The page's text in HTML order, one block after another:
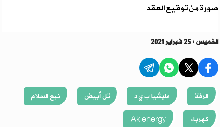
صورة من توقيع العقد
الخميس : 25 فبراير 2021
الرقة مليشيا ب ي د تل أبيض
نبع السلام
كهرباء
Ak energy